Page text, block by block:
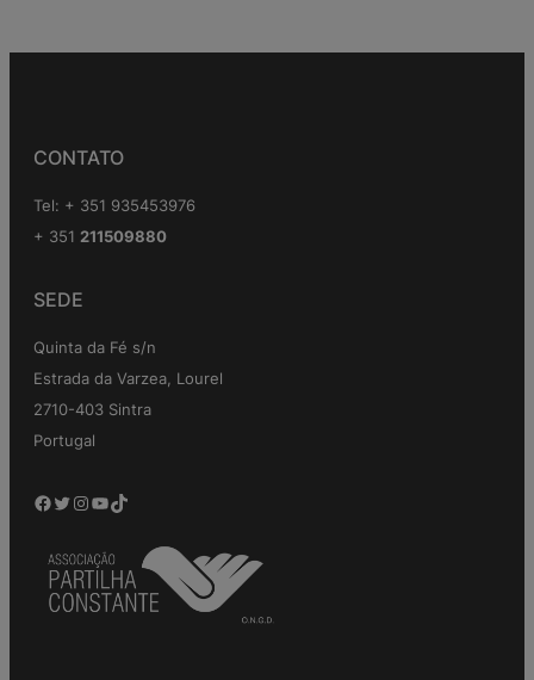
CONTATO
Tel: + 351 935453976
+ 351 211509880
SEDE
Quinta da Fé s/n
Estrada da Varzea, Lourel
2710-403 Sintra
Portugal
Facebook Twitter Instagram YouTube TikTok